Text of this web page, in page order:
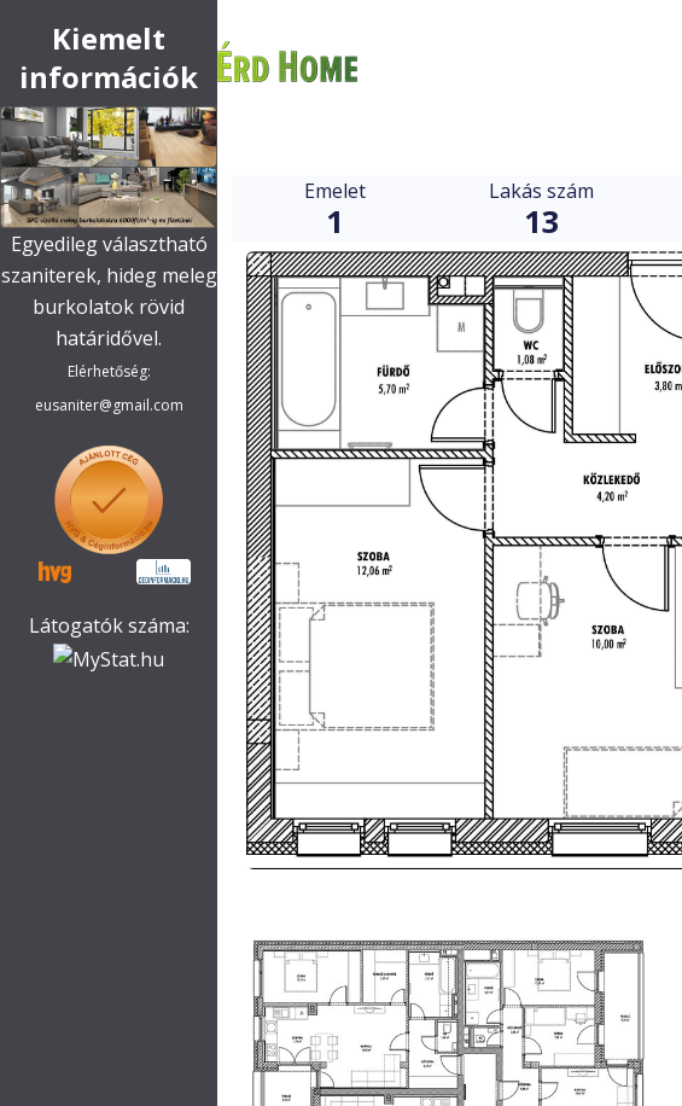
Kiemelt
információk
Egyedileg választható
szaniterek, hideg meleg
burkolatok rövid
határidővel.
Elérhetőség:
eusaniter@gmail.com
Látogatók száma:
Emelet
1
Lakás szám
13